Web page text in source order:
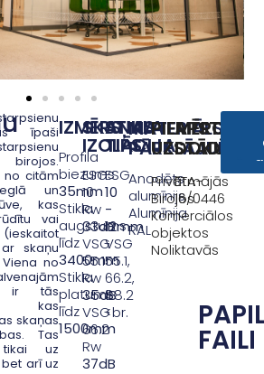
īpaši
no citām
un
kas
vai
skaņu
no
ir tās
kas
skaņas
Tas
uz
arī uz
IZMĒRS
Profila
biezums
35mm
Stikla
augstums
līdz
3400mm
Stikla
platums
līdz
1500mm
SKAŅAS
IZOLĀCIJA
ESG
10
Rw
33dB
VSG
55.1
Rw
35dB
VSG
66.2
Rw
37dB
STIKLA
TIPS
ESG
10
-
12mm
VSG
55.1,
66.2,
88.2
<br.
MATERIĀLS/
PĀRKLĀJUMS
Anodēts
alumīnijs
Alumīnija
RAL
PIEMĒROTS
Privātmājās
Birojos
Komerciālos
objektos
Noliktavās
ETA-
16/0446
FAILI